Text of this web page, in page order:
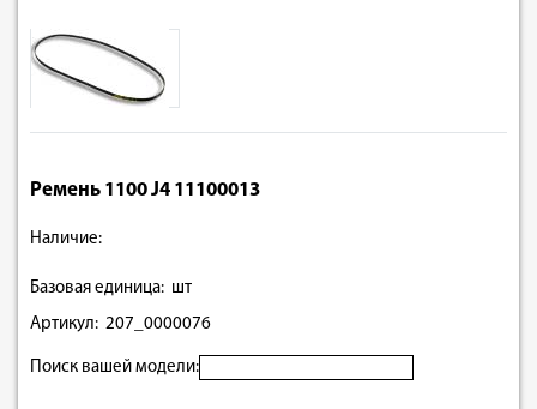
Ремень 1100 J4 11100013
Наличие:
Базовая единица: шт
Артикул: 207_0000076
Поиск вашей модели: